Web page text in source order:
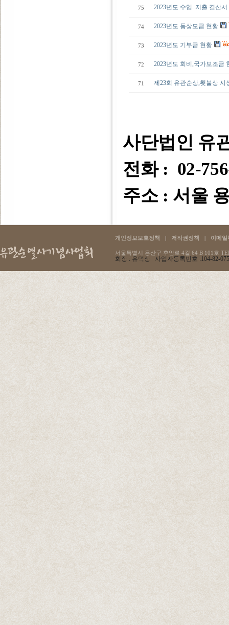
75 2023년도 수입. 지출 결산서
74 2023년도 동상모금 현황
73 2023년도 기부금 현황
72 2023년도 회비,국가보조금
71 제23회 유관순상,횃불상 시
사단법인 유
전화 : 02-
주소 : 서울
개인정보보호정책 | 저작권정책 | 이메일
서울특별시 용산구 후암로 4길 64 B 101호
회장 : 유덕상 사업자등록번호 :104-82-